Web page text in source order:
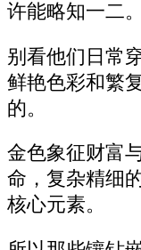
许能略知一二。
别看他们日常
鲜艳色彩和繁
的。
金色象征财富
命，复杂精细
核心元素。